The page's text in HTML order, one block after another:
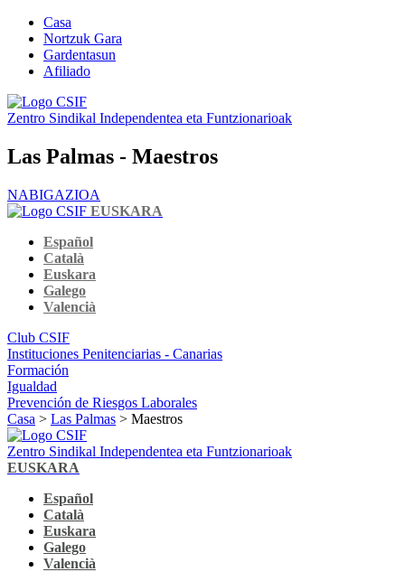
Casa
Nortzuk Gara
Gardentasun
Afiliado
Zentro Sindikal Independentea eta Funtzionarioak
Las Palmas - Maestros
NABIGAZIOA
EUSKARA
Español
Català
Euskara
Galego
Valencià
Club CSIF
Instituciones Penitenciarias - Canarias
Formación
Igualdad
Prevención de Riesgos Laborales
Casa > Las Palmas > Maestros
Zentro Sindikal Independentea eta Funtzionarioak
EUSKARA
Español
Català
Euskara
Galego
Valencià